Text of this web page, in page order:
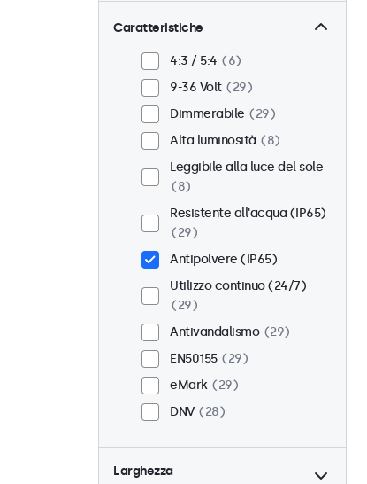
Caratteristiche
4:3 / 5:4
6
9-36 Volt
29
Dimmerabile
29
Alta luminosità
8
Leggibile alla luce del sole
8
Resistente all'acqua (IP65)
29
Antipolvere (IP65)
Utilizzo continuo (24/7)
29
Antivandalismo
29
EN50155
29
eMark
29
DNV
28
Larghezza